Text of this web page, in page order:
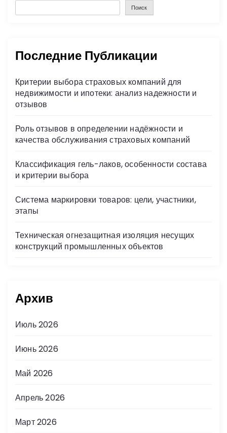
Поиск
Последние Публикации
Критерии выбора страховых компаний для
недвижимости и ипотеки: анализ надежности и
отзывов
Роль отзывов в определении надёжности и
качества обслуживания страховых компаний
Классификация гель-лаков, особенности состава
и критерии выбора
Система маркировки товаров: цели, участники,
этапы
Техническая огнезащитная изоляция несущих
конструкций промышленных объектов
Архив
Июль 2026
Июнь 2026
Май 2026
Апрель 2026
Март 2026